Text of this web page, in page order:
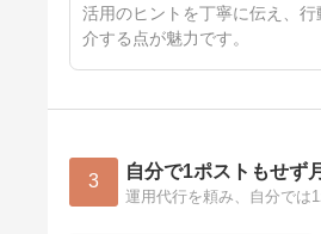
活用のヒントを丁寧に伝え、
介する点が魅力です。
3 自分で1ポストもせず
運用代行を頼み、自分では